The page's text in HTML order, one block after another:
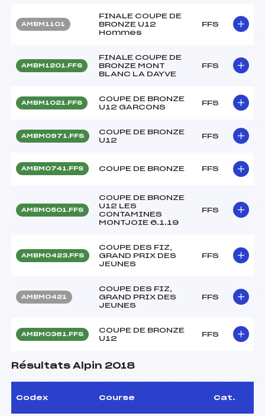
AMBM1101
FINALE COUPE DE
BRONZE U12
Hommes
FFS
AMBM1201.FFS
FINALE COUPE DE
BRONZE MONT
BLANC LA DAYVE
FFS
AMBM1021.FFS
COUPE DE BRONZE
U12 GARCONS
FFS
AMBM0971.FFS
COUPE DE BRONZE
U12
FFS
AMBM0741.FFS COUPE DE BRONZE FFS
AMBM0501.FFS
COUPE DE BRONZE
U12 LES
CONTAMINES
MONTJOIE 6.1.19
FFS
AMBM0423.FFS
COUPE DES FIZ,
GRAND PRIX DES
JEUNES
FFS
AMBM0421
COUPE DES FIZ,
GRAND PRIX DES
JEUNES
FFS
AMBM0361.FFS
COUPE DE BRONZE
U12
FFS
Résultats Alpin 2018
Codex Course Cat.